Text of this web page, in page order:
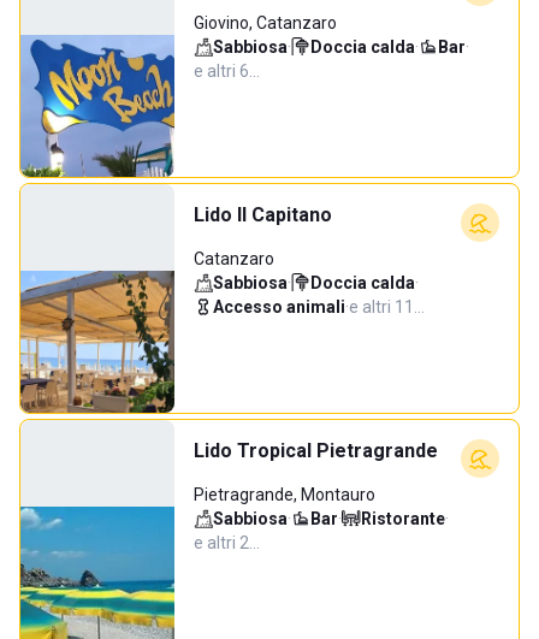
Giovino, Catanzaro
Sabbiosa· Doccia calda· Bar·
e altri 6…
Lido Il Capitano
Catanzaro
Sabbiosa· Doccia calda·
Accesso animali·e altri 11…
Lido Tropical Pietragrande
Pietragrande, Montauro
Sabbiosa· Bar· Ristorante·
e altri 2…